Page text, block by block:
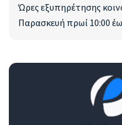
Ώρες εξυπηρέτησης
Παρασκευή πρωί 10:00